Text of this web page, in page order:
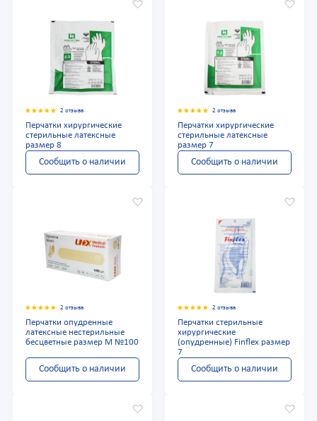
2 отзыва
Перчатки хирургические
стерильные латексные
размер 8
Сообщить о наличии
2 отзыва
Перчатки хирургические
стерильные латексные
размер 7
Сообщить о наличии
2 отзыва
Перчатки опудренные
латексные нестерильные
бесцветные размер М №100
Сообщить о наличии
2 отзыва
Перчатки стерильные
хирургические
(опудренные) Finflex размер
7
Сообщить о наличии